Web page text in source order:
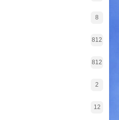
8
812
812
2
12